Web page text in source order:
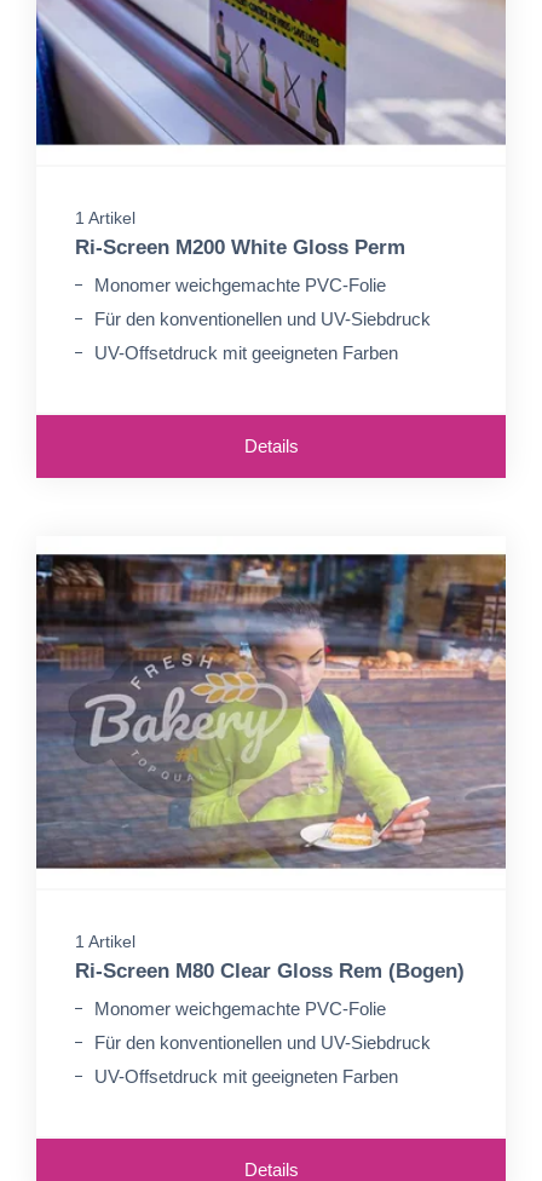
1 Artikel
Ri-Screen M200 White Gloss Perm
Monomer weichgemachte PVC-Folie
Für den konventionellen und UV-Siebdruck
UV-Offsetdruck mit geeigneten Farben
Details
1 Artikel
Ri-Screen M80 Clear Gloss Rem (Bogen)
Monomer weichgemachte PVC-Folie
Für den konventionellen und UV-Siebdruck
UV-Offsetdruck mit geeigneten Farben
Details